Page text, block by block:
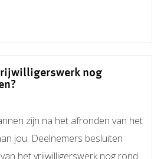
nog
zijn na het afronden van het
jou. Deelnemers besluiten
het vrijwilligerswerk nog rond